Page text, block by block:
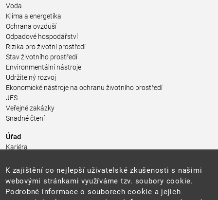
Voda
Klima a energetika
Ochrana ovzduší
Odpadové hospodářství
Rizika pro životní prostředí
Stav životního prostředí
Environmentální nástroje
Udržitelný rozvoj
Ekonomické nástroje na ochranu životního prostředí
JES
Veřejné zakázky
Snadné čtení
Úřad
Kariéra
Pro média a veřejnost
Povinně zveřejňované informace
Kontakty
Přistupnost budovy úřadu MŽP
(PDF, 204 kB)
K zajištění co nejlepší uživatelské zkušenosti s našimi
webovými stránkami využíváme tzv. soubory cookie.
Podrobné informace o souborech cookie a jejich